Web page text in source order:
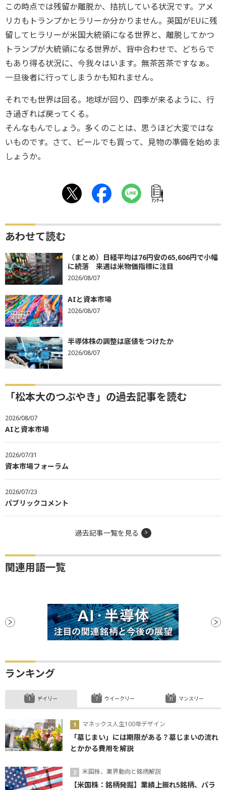
この時点では残留か離脱か、拮抗している状況です。アメ
リカもトランプかヒラリーか分かりません。英国がEUに残
留してヒラリーが米国大統領になる世界と、離脱してかつ
トランプが大統領になる世界が、背中合わせで、どちらで
もあり得る状況に、今我々はいます。無茶苦茶ですなぁ。
一旦後者に行ってしまうかも知れません。
それでも世界は回る。地球が回り、四季が来るように、行
き過ぎれば戻ってくる。
そんなもんでしょう。多くのことは、思うほど大変ではな
いものです。さて、ビールでも買って、見物の準備を始めま
しょうか。
ｱﾝｹｰﾄ
あわせて読む
（まとめ）日経平均は76円安の65,606円で小幅
に続落 来週は米物価指標に注目
2026/08/07
AIと資本市場
2026/08/07
半導体株の調整は底値をつけたか
2026/08/07
「松本大のつぶやき」の過去記事を読む
2026/08/07
AIと資本市場
2026/07/31
資本市場フォーラム
2026/07/23
パブリックコメント
過去記事一覧を見る
関連用語一覧
ランキング
デイリー
マネックス人生100年デザイン
「墓じまい」には期限がある？墓じまいの流れ
とかかる費用を解説
米国株、業界動向と銘柄解説
【米国株：銘柄発掘】業績上振れ5銘柄、パラ
ウイークリー マンスリー